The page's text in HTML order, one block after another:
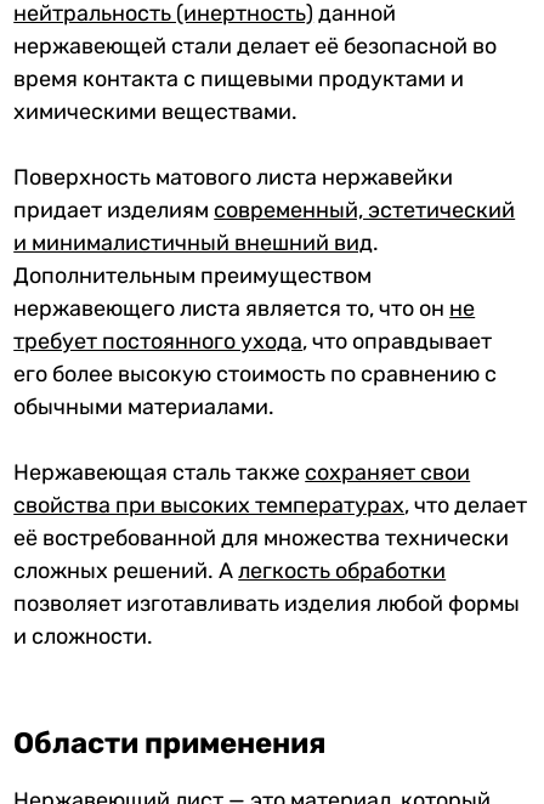
нейтральность (инертность) данной
нержавеющей стали делает её безопасной во
время контакта с пищевыми продуктами и
химическими веществами.
Поверхность матового листа нержавейки
придает изделиям современный, эстетический
и минималистичный внешний вид.
Дополнительным преимуществом
нержавеющего листа является то, что он не
требует постоянного ухода, что оправдывает
его более высокую стоимость по сравнению с
обычными материалами.
Нержавеющая сталь также сохраняет свои
свойства при высоких температурах, что делает
её востребованной для множества технически
сложных решений. Алегкость обработки
позволяет изготавливать изделия любой формы
и сложности.
Области применения